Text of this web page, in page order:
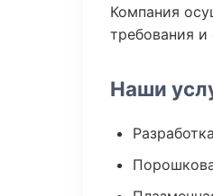
Компания
требования и
Наши